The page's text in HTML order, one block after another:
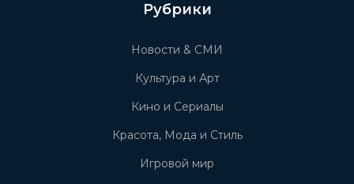
Рубрики
Новости & СМИ
Культура и Арт
Кино и Сериалы
Красота, Мода и Стиль
Игровой мир